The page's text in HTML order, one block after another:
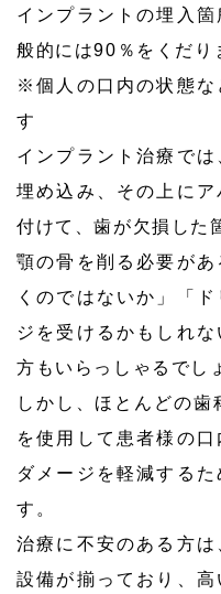
インプラントの埋入
般的には90％をくだり
※個人の口内の状態な
す
インプラント治療で
埋め込み、その上に
付けて、歯が欠損した
顎の骨を削る必要が
くのではないか」「
ジを受けるかもしれ
方もいらっしゃるでし
しかし、ほとんどの
を使用して患者様の
ダメージを軽減する
す。
治療に不安のある方
設備が揃っており、